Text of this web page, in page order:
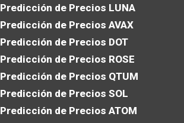
Predicción de Precios LUNA
Predicción de Precios AVAX
Predicción de Precios DOT
Predicción de Precios ROSE
Predicción de Precios QTUM
Predicción de Precios SOL
Predicción de Precios ATOM